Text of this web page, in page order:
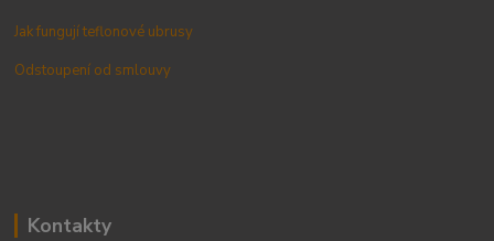
Jak fungují teflonové ubrusy
Odstoupení od smlouvy
Kontakty